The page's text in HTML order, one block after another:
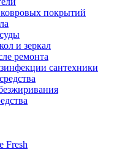
покрытий
и зеркал
ремонта
сантехники
Fresh